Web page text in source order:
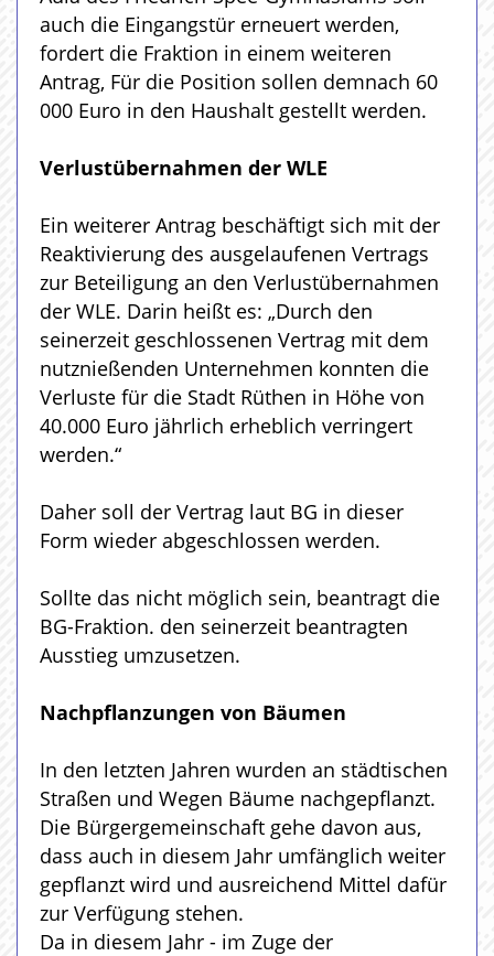
auch die Eingangstür erneuert werden,
fordert die Fraktion in einem weiteren
Antrag, Für die Position sollen demnach 60
000 Euro in den Haushalt gestellt werden.
Verlustübernahmen der WLE
Ein weiterer Antrag beschäftigt sich mit der
Reaktivierung des ausgelaufenen Vertrags
zur Beteiligung an den Verlustübernahmen
der WLE. Darin heißt es: „Durch den
seinerzeit geschlossenen Vertrag mit dem
nutznießenden Unternehmen konnten die
Verluste für die Stadt Rüthen in Höhe von
40.000 Euro jährlich erheblich verringert
werden.“
Daher soll der Vertrag laut BG in dieser
Form wieder abgeschlossen werden.
Sollte das nicht möglich sein, beantragt die
BG-Fraktion. den seinerzeit beantragten
Ausstieg umzusetzen.
Nachpflanzungen von Bäumen
In den letzten Jahren wurden an städtischen
Straßen und Wegen Bäume nachgepflanzt.
Die Bürgergemeinschaft gehe davon aus,
dass auch in diesem Jahr umfänglich weiter
gepflanzt wird und ausreichend Mittel dafür
zur Verfügung stehen.
Da in diesem Jahr - im Zuge der